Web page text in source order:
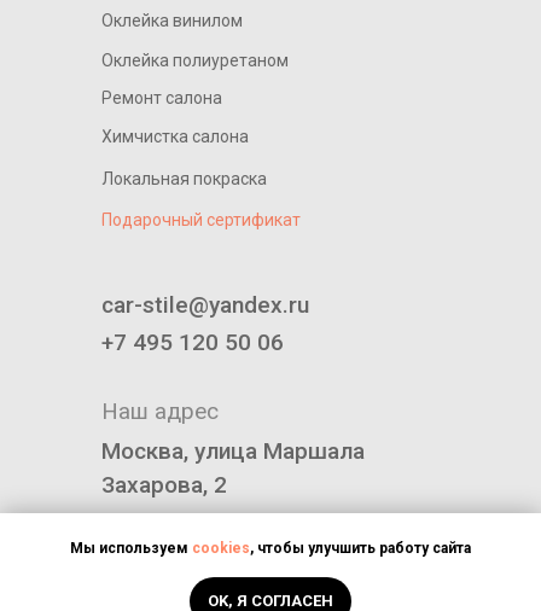
car-stile@yandex.ru
+7 495 120 50 06
Наш адрес
Москва, улица Маршала
Захарова, 2
Политика конфиденциальности
Локальная покраска
Подарочный сертификат
Оклейка винилом
Оклейка полиуретаном
Химчистка салона
Ремонт салона
Мы используем cookies, чтобы улучшить работу сайта
OK, Я СОГЛАСЕН